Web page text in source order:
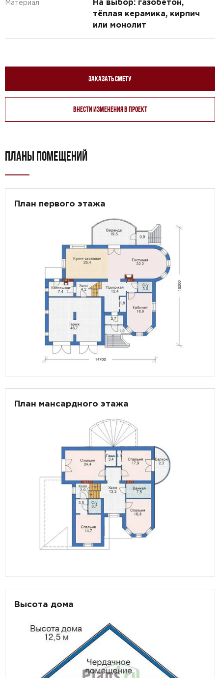
Материал
тёплая керамика, кирпич
или монолит
Заказать смету
Внести изменения в проект
ПЛАНЫ ПОМЕЩЕНИЙ
План первого этажа
План мансардного этажа
Высота дома